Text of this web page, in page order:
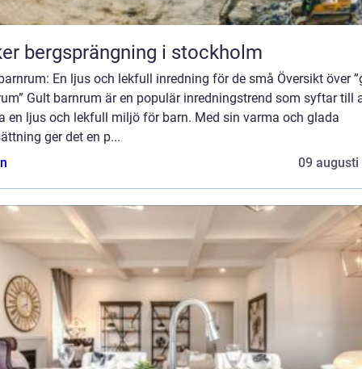
bergsprängning i stockholm
En ljus och lekfull inredning för de små Översikt över
Gult barnrum är en populär inredningstrend som syftar till
en ljus och lekfull miljö för barn. Med sin varma och glada
ger det en p...
09 augusti